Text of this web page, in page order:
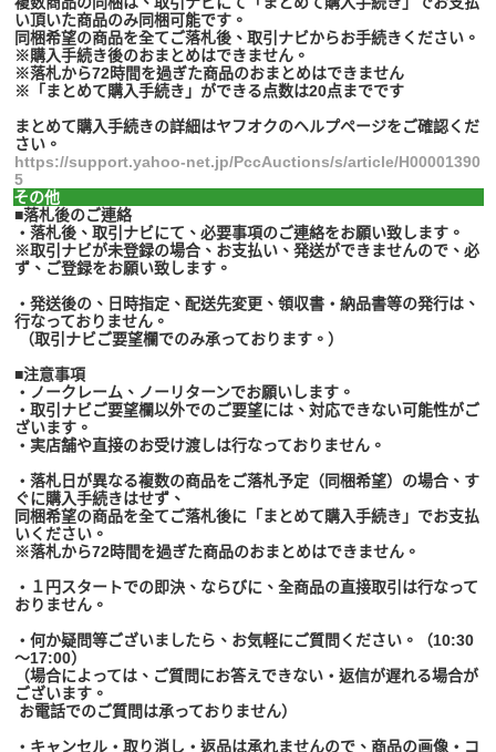
い頂いた商品のみ同梱可能です。
同梱希望の商品を全てご落札後、取引ナビからお手続きください。
※購入手続き後のおまとめはできません。
※落札から72時間を過ぎた商品のおまとめはできません
※「まとめて購入手続き」ができる点数は20点までです
まとめて購入手続きの詳細はヤフオクのヘルプページをご確認くだ
さい。
https://support.yahoo-net.jp/PccAuctions/s/article/H00001390
5
その他
■落札後のご連絡
・落札後、取引ナビにて、必要事項のご連絡をお願い致します。
※取引ナビが未登録の場合、お支払い、発送ができませんので、必
ず、ご登録をお願い致します。
・発送後の、日時指定、配送先変更、領収書・納品書等の発行は、
行なっておりません。
（取引ナビご要望欄でのみ承っております。）
■注意事項
・ノークレーム、ノーリターンでお願いします。
・取引ナビご要望欄以外でのご要望には、対応できない可能性がご
ざいます。
・実店舗や直接のお受け渡しは行なっておりません。
・落札日が異なる複数の商品をご落札予定（同梱希望）の場合、す
ぐに購入手続きはせず、
同梱希望の商品を全てご落札後に「まとめて購入手続き」でお支払
いください。
※落札から72時間を過ぎた商品のおまとめはできません。
・１円スタートでの即決、ならびに、全商品の直接取引は行なって
おりません。
・何か疑問等ございましたら、お気軽にご質問ください。（10:30
～17:00）
（場合によっては、ご質問にお答えできない・返信が遅れる場合が
ございます。
お電話でのご質問は承っておりません）
・キャンセル・取り消し・返品は承れませんので、商品の画像・コ